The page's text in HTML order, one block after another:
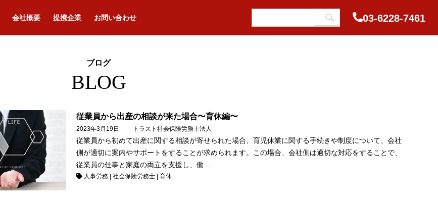
会社概要 提携企業 お問い合わせ 03-6228-7461
ブログ
BLOG
従業員から出産の相談が来た場合〜育休編〜
2023年3月19日 トラスト社会保険労務士法人
従業員から初めて出産に関する相談が寄せられた場合、育児休業に関する手続きや制度について、会社
側が適切に案内やサポートをすることが求められます。この場合、会社側は適切な対応をすることで、
従業員の仕事と家庭の両立を支援し、働…
人事労務 社会保険労務士 育休